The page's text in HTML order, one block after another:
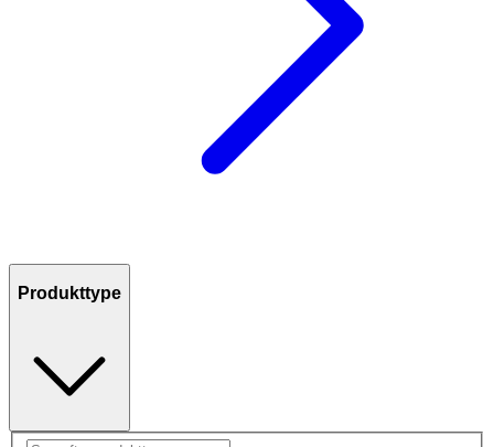
Produkttype